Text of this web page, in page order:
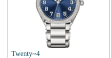
Twenty~4